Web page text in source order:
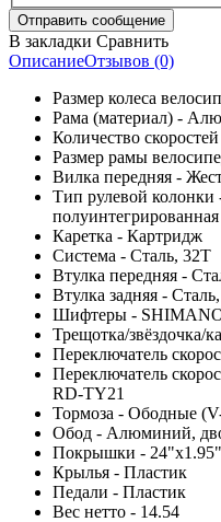
В закладки Сравнить
ОписаниеОтзывов (0)
Размер колеса
Рама (материал) -
Количество
Размер рамы
Вилка передняя -
Тип рулевой колонки
полуинтегрированная
Каретка - Картридж
Система - Сталь, 32Т
Втулка передняя -
Втулка задняя -
Шифтеры - SHIMANO
Трещотка/звёздочка/
Переключатель
Переключатель
RD-TY21
Тормоза - Ободные
Обод - Алюминий,
Покрышки - 24"x1.95"
Крылья - Пластик
Педали - Пластик
Вес нетто - 14.54